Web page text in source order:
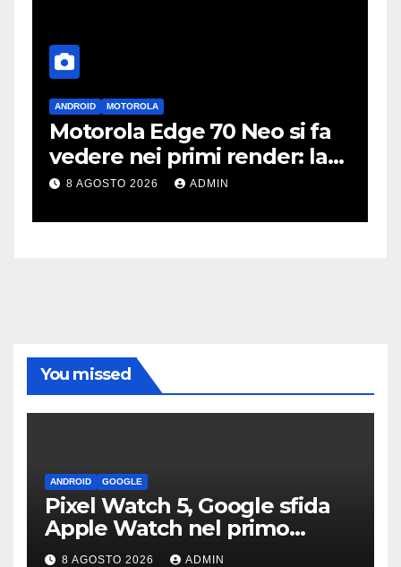
ANDROID MOTOROLA
Motorola Edge 70 Neo si fa
vedere nei primi render: la
fotocamera è da 200 MP
8 AGOSTO 2026 ADMIN
You missed
ANDROID GOOGLE
Pixel Watch 5, Google sfida
Apple Watch nel primo
teaser: “sembra un orologio”
8 AGOSTO 2026 ADMIN